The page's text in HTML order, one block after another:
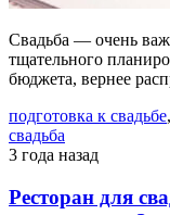
Свадьба — очень
тщательного
бюджета, вернее
подготовка к свадьбе,
свадьба
3 года назад
Ресторан для